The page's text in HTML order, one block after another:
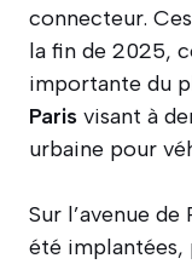
connecteur.
la fin de 2025,
importante du
Paris visant à
urbaine pour
Sur l’avenue
été